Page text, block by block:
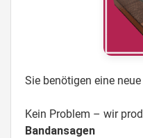
Sie benötigen eine neue
Kein Problem – wir
Bandansagen